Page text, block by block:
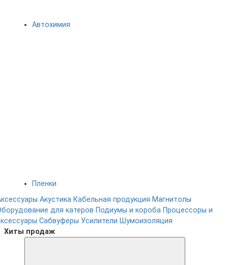
Автохимия
Пленки
Акустика Кабельная продукция Магнитолы
для катеров Подиумы и короба Процессоры и
Сабвуферы Усилители Шумоизоляция
Хиты продаж